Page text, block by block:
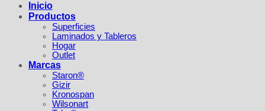
Inicio
Productos
Superficies
Laminados y Tableros
Hogar
Outlet
Marcas
Staron®
Gizir
Kronospan
Wilsonart